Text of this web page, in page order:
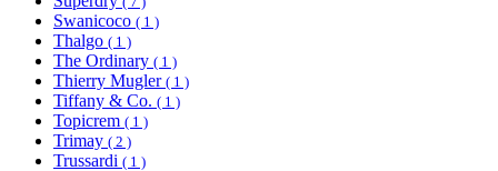
Swanicoco ( 1 )
Thalgo ( 1 )
The Ordinary ( 1 )
Thierry Mugler ( 1 )
Tiffany & Co. ( 1 )
Topicrem ( 1 )
Trimay ( 2 )
Trussardi ( 1 )